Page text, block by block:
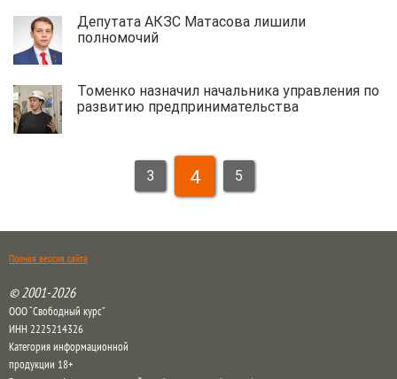
Депутата АКЗС Матасова лишили
полномочий
Томенко назначил начальника управления по
развитию предпринимательства
3 4 5
Полная версия сайта
© 2001-2026
ООО “Свободный курс”
ИНН 2225214326
Категория информационной
продукции 18+